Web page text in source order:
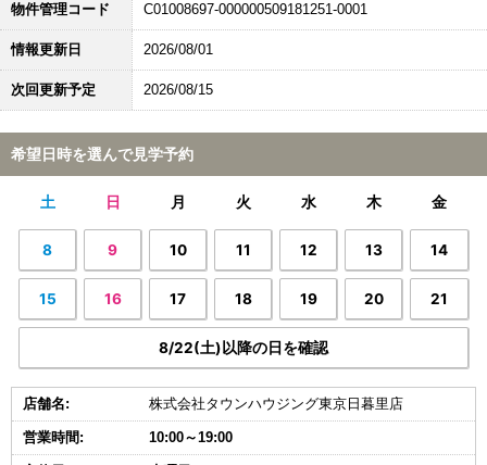
物件管理コード C01008697-000000509181251-0001
情報更新日 2026/08/01
次回更新予定 2026/08/15
希望日時を選んで見学予約
土 日 月 火 水 木 金
8 9 10 11 12 13 14
15 16 17 18 19 20 21
8/22(土)以降の日を確認
店舗名: 株式会社タウンハウジング東京日暮里店
営業時間: 10:00～19:00